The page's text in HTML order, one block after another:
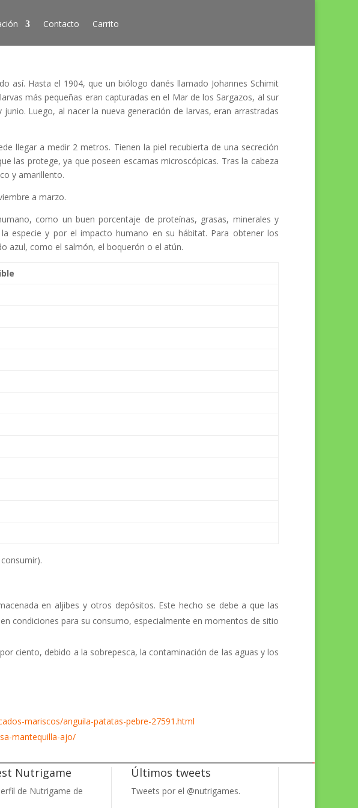
Contacto Carrito
así. Hasta el 1904, que un biólogo danés llamado Johannes Schimit
más pequeñas eran capturadas en el Mar de los Sargazos, al sur
Luego, al nacer la nueva generación de larvas, eran arrastradas
llegar a medir 2 metros. Tienen la piel recubierta de una secreción
las protege, ya que poseen escamas microscópicas. Tras la cabeza
y amarillento.
a marzo.
como un buen porcentaje de proteínas, grasas, minerales y
especie y por el impacto humano en su hábitat. Para obtener los
azul, como el salmón, el boquerón o el atún.
en aljibes y otros depósitos. Este hecho se debe a que las
condiciones para su consumo, especialmente en momentos de sitio
ciento, debido a la sobrepesca, la contaminación de las aguas y los
mariscos/anguila-patatas-pebre-27591.html
mantequilla-ajo/
Nutrigame
de Nutrigame de
Últimos tweets
Tweets por el @nutrigames.